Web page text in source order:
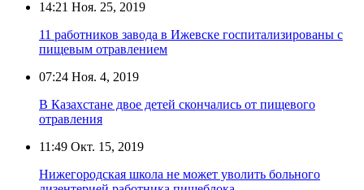
14:21 Ноя. 25, 2019
11 работников завода в Ижевске госпитализированы с
пищевым отравлением
07:24 Ноя. 4, 2019
В Казахстане двое детей скончались от пищевого
отравления
11:49 Окт. 15, 2019
Нижегородская школа не может уволить больного